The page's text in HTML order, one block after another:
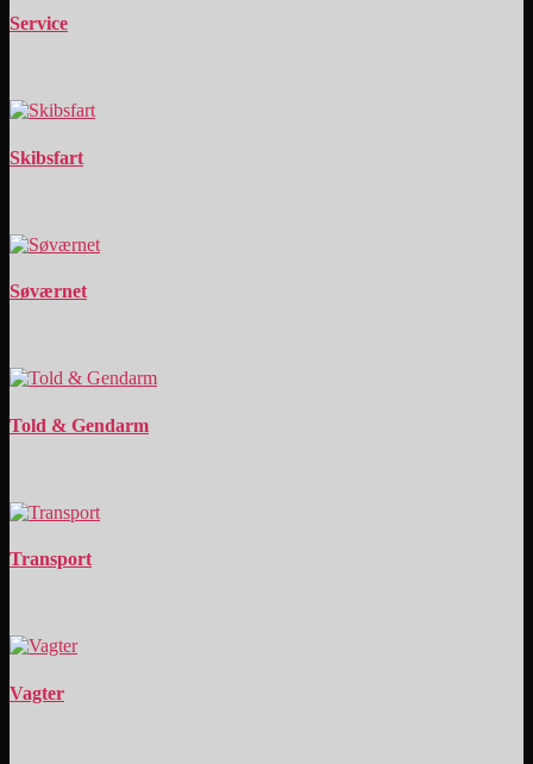
Service
Skibsfart
Søværnet
Told & Gendarm
Transport
Vagter